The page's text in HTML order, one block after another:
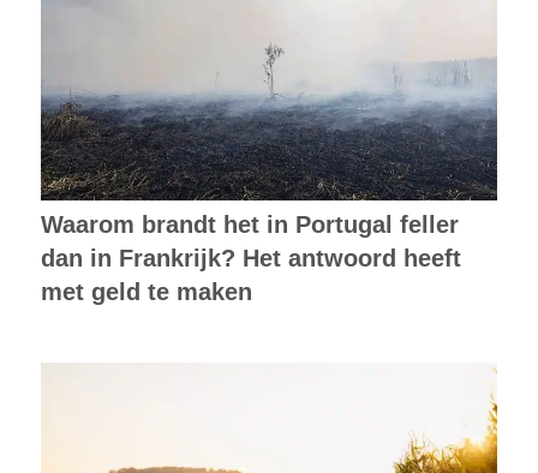
Waarom brandt het in Portugal feller
dan in Frankrijk? Het antwoord heeft
met geld te maken